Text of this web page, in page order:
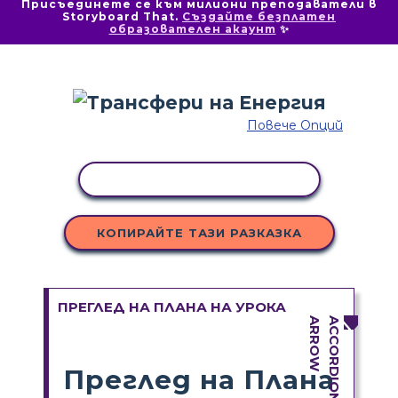
Присъединете се към милиони преподаватели в
Storyboard That. Създайте безплатен
образователен акаунт ✨
Повече Опций
КОПИРАЙТЕ ТАЗИ РАЗКАЗКА
ПРЕГЛЕД НА ПЛАНА НА УРОКА
Преглед на Плана